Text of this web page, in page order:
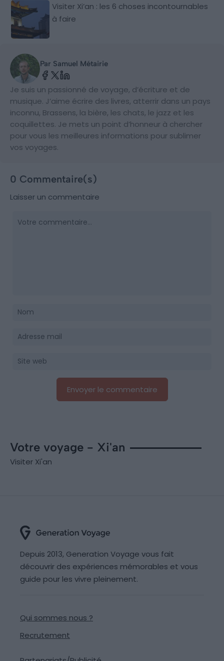
Visiter Xi’an : les 6 choses incontournables
à faire
Par Samuel Métairie
Je suis un passionné de voyage, d’écriture et de
musique. J’aime écrire des livres, atterrir dans un pays
inconnu, Brassens, la bière, les chats, le jazz et les
coquillettes. Je mets un point d’honneur à chercher
pour vous les meilleures informations pour sublimer
vos voyages.
0 Commentaire(s)
Laisser un commentaire
Votre voyage - Xi'an
Visiter Xi'an
Depuis 2013, Generation Voyage vous fait
découvrir des expériences mémorables et vous
guide pour les vivre pleinement.
Qui sommes nous ?
Recrutement